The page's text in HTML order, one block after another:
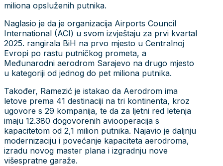
miliona opsluženih putnika.
Naglasio je da je organizacija Airports Council
International (ACI) u svom izvještaju za prvi kvartal
2025. rangirala BiH na prvo mjesto u Centralnoj
Evropi po rastu putničkog prometa, a
Međunarodni aerodrom Sarajevo na drugo mjesto
u kategoriji od jednog do pet miliona putnika.
Također, Ramezić je istakao da Aerodrom ima
letove prema 41 destinaciji na tri kontinenta, kroz
ugovore s 29 kompanija, te da za ljetni red letenja
imaju 12.380 dogovorenih aviooperacija s
kapacitetom od 2,1 milion putnika. Najavio je daljnju
modernizaciju i povećanje kapaciteta aerodroma,
izradu novog master plana i izgradnju nove
višespratne garaže.